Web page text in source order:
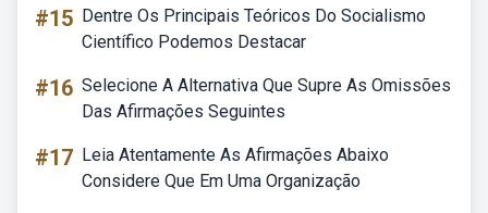
#15 Dentre Os Principais Teóricos Do Socialismo
Científico Podemos Destacar
#16 Selecione A Alternativa Que Supre As Omissões
Das Afirmações Seguintes
#17 Leia Atentamente As Afirmações Abaixo
Considere Que Em Uma Organização